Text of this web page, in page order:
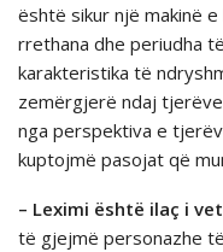
është sikur një makinë
rrethana dhe periudha
karakteristika të
zemërgjerë ndaj
nga perspektiva e
kuptojmë pasojat që
– Leximi është ilaç i
të gjejmë personazhe